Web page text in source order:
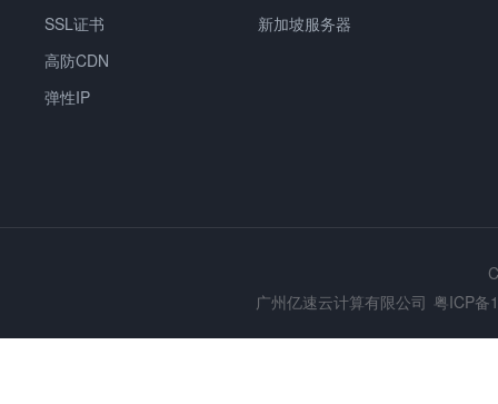
SSL证书
高防CDN
弹性IP
新加坡服务器
广州亿速云计算有限公司 粤ICP备